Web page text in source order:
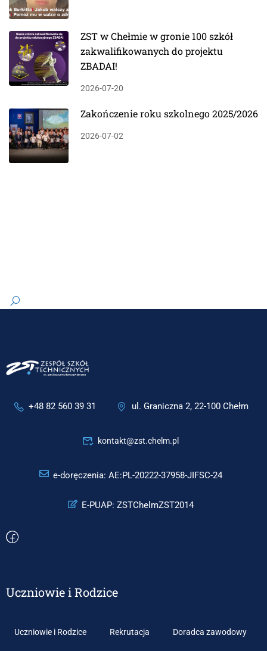
ZST w Chełmie w gronie 100 szkół
zakwalifikowanych do projektu
ZBADAI!
2026-07-20
Zakończenie roku szkolnego 2025/2026
2026-07-02
+48 82 560 39 31 ul. Graniczna 2, 22-100 Chełm
kontakt@zst.chelm.pl
e-doręczenia: AE:PL-20222-37958-JIFSC-24
E-PUAP: ZSTChelmZST2014
Uczniowie i Rodzice
Uczniowie i Rodzice Rekrutacja Doradca zawodowy